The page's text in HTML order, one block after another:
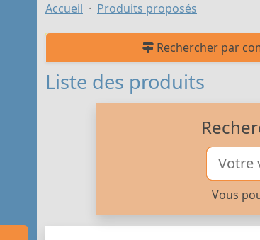
Accueil Produits proposés
Rechercher par
Liste des produits
Vous